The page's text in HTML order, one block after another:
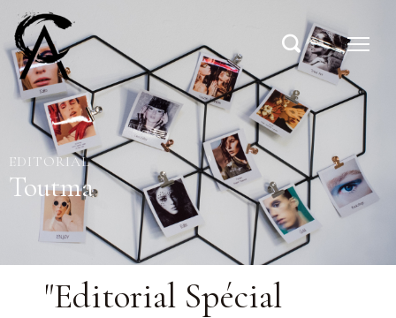
EDITORIAL
Toutma
"Editorial Spécial